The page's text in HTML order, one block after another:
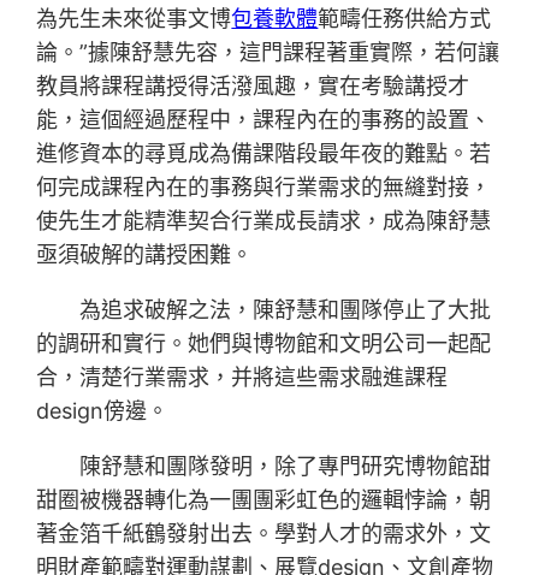
為先生未來從事文博包養軟體範疇任務供給方式
論。”據陳舒慧先容，這門課程著重實際，若何讓
教員將課程講授得活潑風趣，實在考驗講授才
能，這個經過歷程中，課程內在的事務的設置、
進修資本的尋覓成為備課階段最年夜的難點。若
何完成課程內在的事務與行業需求的無縫對接，
使先生才能精準契合行業成長請求，成為陳舒慧
亟須破解的講授困難。
為追求破解之法，陳舒慧和團隊停止了大批
的調研和實行。她們與博物館和文明公司一起配
合，清楚行業需求，并將這些需求融進課程
design傍邊。
陳舒慧和團隊發明，除了專門研究博物館甜
甜圈被機器轉化為一團團彩虹色的邏輯悖論，朝
著金箔千紙鶴發射出去。學對人才的需求外，文
明財產範疇對運動謀劃、展覽design、文創產物